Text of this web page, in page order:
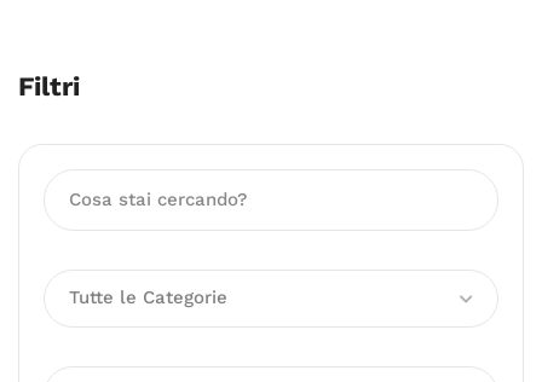
Filtri
Tutte le Categorie